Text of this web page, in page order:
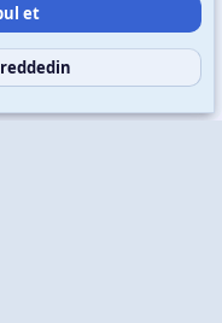
S
Saklıdır
et